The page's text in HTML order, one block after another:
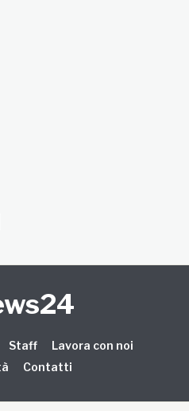
Staff
Lavora con noi
Contatti